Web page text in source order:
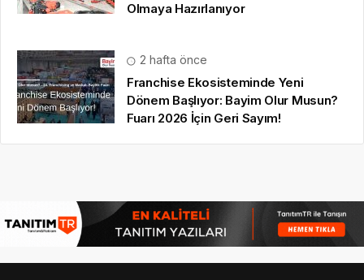
Olmaya Hazırlanıyor
2 hafta önce
Franchise Ekosisteminde Yeni
Dönem Başlıyor: Bayim Olur Musun?
Fuarı 2026 İçin Geri Sayım!